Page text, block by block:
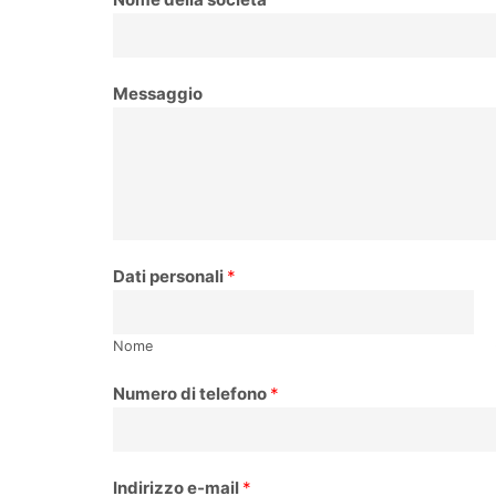
Messaggio
Dati personali *
Nome
Numero di telefono *
Indirizzo e-mail *